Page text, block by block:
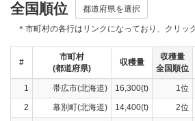
全国順位 都道府県を選択
＊市町村の各行はリンクになっており、クリッ
#
市町村
(都道府県)
収穫量
収穫量
全国順位
1 帯広市(北海道) 16,300(t) 1位
2
幕別町(北海道) 14,400(t) 2位